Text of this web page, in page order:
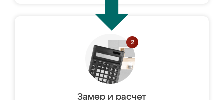
Замер и расчет